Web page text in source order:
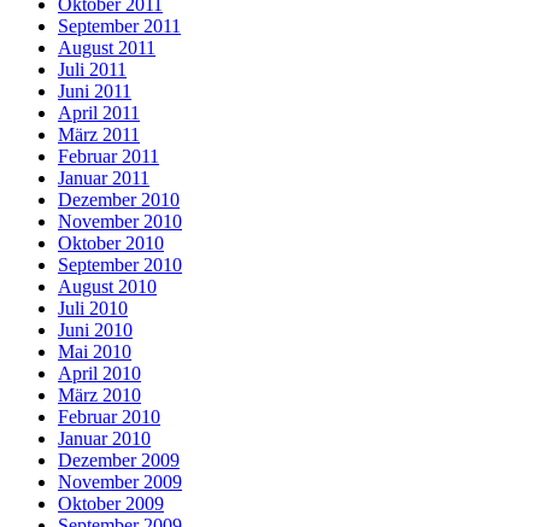
Oktober 2011
September 2011
August 2011
Juli 2011
Juni 2011
April 2011
März 2011
Februar 2011
Januar 2011
Dezember 2010
November 2010
Oktober 2010
September 2010
August 2010
Juli 2010
Juni 2010
Mai 2010
April 2010
März 2010
Februar 2010
Januar 2010
Dezember 2009
November 2009
Oktober 2009